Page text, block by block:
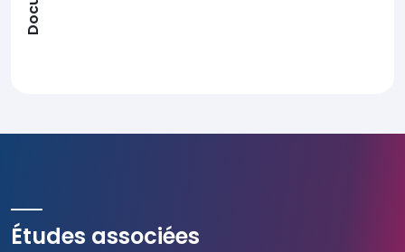
Études associées